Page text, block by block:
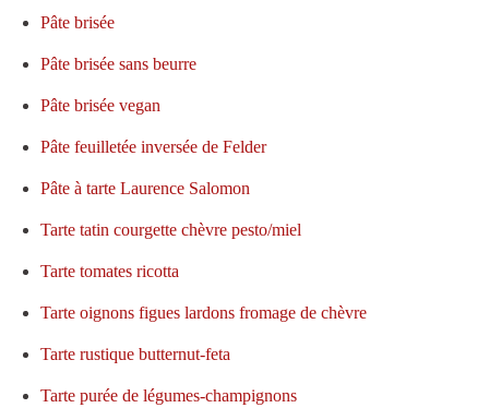
Pâte brisée
Pâte brisée sans beurre
Pâte brisée vegan
Pâte feuilletée inversée de Felder
Pâte à tarte Laurence Salomon
Tarte tatin courgette chèvre pesto/miel
Tarte tomates ricotta
Tarte oignons figues lardons fromage de chèvre
Tarte rustique butternut-feta
Tarte purée de légumes-champignons